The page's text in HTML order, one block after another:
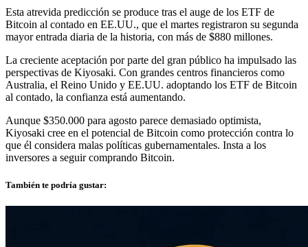
Esta atrevida predicción se produce tras el auge de los ETF de
Bitcoin al contado en EE.UU., que el martes registraron su segunda
mayor entrada diaria de la historia, con más de $880 millones.
La creciente aceptación por parte del gran público ha impulsado las
perspectivas de Kiyosaki. Con grandes centros financieros como
Australia, el Reino Unido y EE.UU. adoptando los ETF de Bitcoin
al contado, la confianza está aumentando.
Aunque $350.000 para agosto parece demasiado optimista,
Kiyosaki cree en el potencial de Bitcoin como protección contra lo
que él considera malas políticas gubernamentales. Insta a los
inversores a seguir comprando Bitcoin.
También te podría gustar: